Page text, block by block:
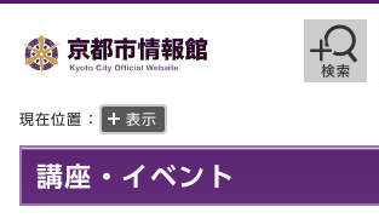
現在位置： 表示
講座・イベント